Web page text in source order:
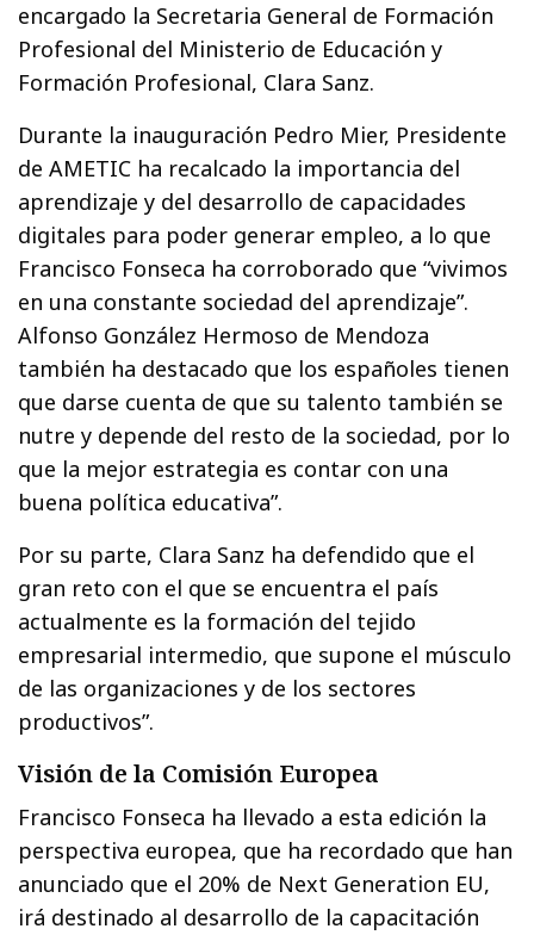
encargado la Secretaria General de Formación
Profesional del Ministerio de Educación y
Formación Profesional, Clara Sanz.
Durante la inauguración Pedro Mier, Presidente
de AMETIC ha recalcado la importancia del
aprendizaje y del desarrollo de capacidades
digitales para poder generar empleo, a lo que
Francisco Fonseca ha corroborado que “vivimos
en una constante sociedad del aprendizaje”.
Alfonso González Hermoso de Mendoza
también ha destacado que los españoles tienen
que darse cuenta de que su talento también se
nutre y depende del resto de la sociedad, por lo
que la mejor estrategia es contar con una
buena política educativa”.
Por su parte, Clara Sanz ha defendido que el
gran reto con el que se encuentra el país
actualmente es la formación del tejido
empresarial intermedio, que supone el músculo
de las organizaciones y de los sectores
productivos”.
Visión de la Comisión Europea
Francisco Fonseca ha llevado a esta edición la
perspectiva europea, que ha recordado que han
anunciado que el 20% de Next Generation EU,
irá destinado al desarrollo de la capacitación